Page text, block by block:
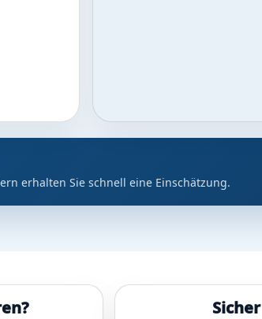
erhalten Sie schnell eine Einschätzung.
Sicher